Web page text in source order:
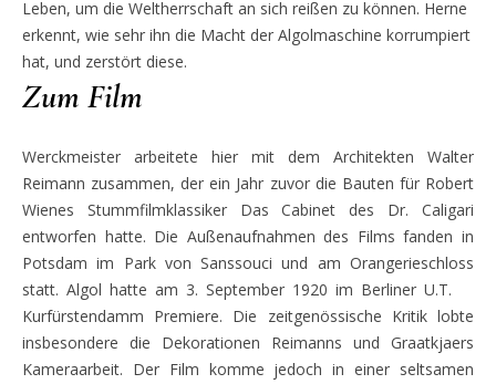
Leben, um die Weltherrschaft an sich reißen zu können. Herne
erkennt, wie sehr ihn die Macht der Algolmaschine korrumpiert
hat, und zerstört diese.
Zum Film
Werckmeister arbeitete hier mit dem Architekten Walter
Reimann zusammen, der ein Jahr zuvor die Bauten für Robert
Wienes Stummfilmklassiker Das Cabinet des Dr. Caligari
entworfen hatte. Die Außenaufnahmen des Films fanden in
Potsdam im Park von Sanssouci und am Orangerieschloss
statt. Algol hatte am 3. September 1920 im Berliner U.T.
Kurfürstendamm Premiere. Die zeitgenössische Kritik lobte
insbesondere die Dekorationen Reimanns und Graatkjaers
Kameraarbeit. Der Film komme jedoch in einer seltsamen